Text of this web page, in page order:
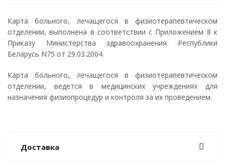
Карта больного, лечащегося в физиотерапевтическом
отделении, выполнена в соответствии с Приложением 8 к
Приказу Министерства здравоохранения Республики
Беларусь N75 от 29.03.2004.
Карта больного, лечащегося в физиотерапевтическом
отделении, ведется в медицинских учреждениях для
назначения физиопроцедур и контроля за их проведением.
Доставка